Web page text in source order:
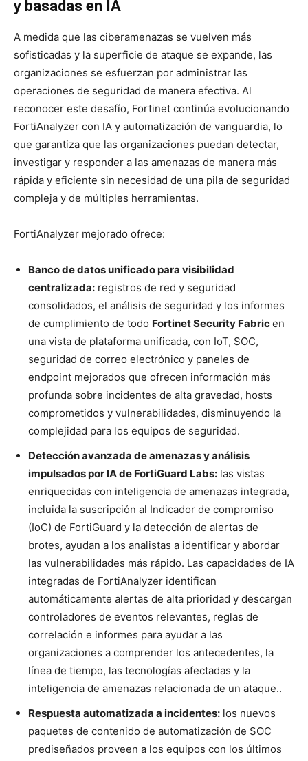
y basadas en IA
A medida que las ciberamenazas se vuelven más
sofisticadas y la superficie de ataque se expande, las
organizaciones se esfuerzan por administrar las
operaciones de seguridad de manera efectiva. Al
reconocer este desafío, Fortinet continúa evolucionando
FortiAnalyzer con IA y automatización de vanguardia, lo
que garantiza que las organizaciones puedan detectar,
investigar y responder a las amenazas de manera más
rápida y eficiente sin necesidad de una pila de seguridad
compleja y de múltiples herramientas.
FortiAnalyzer mejorado ofrece:
Banco de datos unificado para visibilidad
centralizada: registros de red y seguridad
consolidados, el análisis de seguridad y los informes
de cumplimiento de todo Fortinet Security Fabricen
una vista de plataforma unificada, con IoT, SOC,
seguridad de correo electrónico y paneles de
endpoint mejorados que ofrecen información más
profunda sobre incidentes de alta gravedad, hosts
comprometidos y vulnerabilidades, disminuyendo la
complejidad para los equipos de seguridad.
Detección avanzada de amenazas y análisis
impulsados por IA de FortiGuard Labs: las vistas
enriquecidas con inteligencia de amenazas integrada,
incluida la suscripción al Indicador de compromiso
(IoC) de FortiGuard y la detección de alertas de
brotes, ayudan a los analistas a identificar y abordar
las vulnerabilidades más rápido. Las capacidades de IA
integradas de FortiAnalyzer identifican
automáticamente alertas de alta prioridad y descargan
controladores de eventos relevantes, reglas de
correlación e informes para ayudar a las
organizaciones a comprender los antecedentes, la
línea de tiempo, las tecnologías afectadas y la
inteligencia de amenazas relacionada de un ataque..
Respuesta automatizada a incidentes: los nuevos
paquetes de contenido de automatización de SOC
prediseñados proveen a los equipos con los últimos